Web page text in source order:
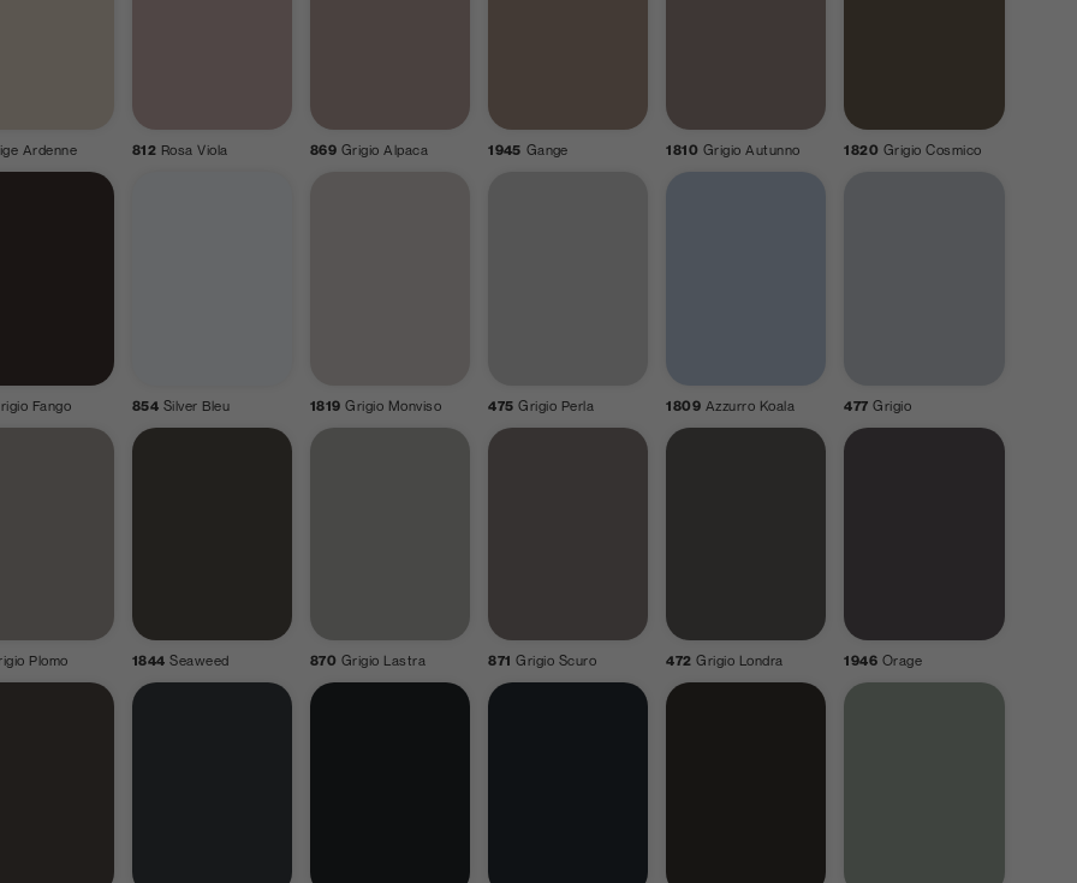
Ardenne 812 Rosa Viola 869 Grigio Alpaca 1945 Gange 1810 Grigio Autunno 1820 Grigio Cosmico
Fango 854 Silver Bleu 1819 Grigio Monviso 475 Grigio Perla 1809 Azzurro Koala 477 Grigio
Plomo 1844 Seaweed 870 Grigio Lastra 871 Grigio Scuro 472 Grigio Londra 1946 Orage